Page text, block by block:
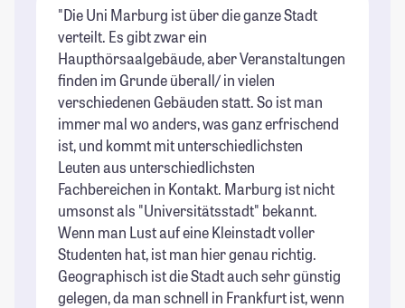
"Die Uni Marburg ist über die ganze Stadt
verteilt. Es gibt zwar ein
Haupthörsaalgebäude, aber Veranstaltungen
finden im Grunde überall/ in vielen
verschiedenen Gebäuden statt. So ist man
immer mal wo anders, was ganz erfrischend
ist, und kommt mit unterschiedlichsten
Leuten aus unterschiedlichsten
Fachbereichen in Kontakt. Marburg ist nicht
umsonst als "Universitätsstadt" bekannt.
Wenn man Lust auf eine Kleinstadt voller
Studenten hat, ist man hier genau richtig.
Geographisch ist die Stadt auch sehr günstig
gelegen, da man schnell in Frankfurt ist, wenn